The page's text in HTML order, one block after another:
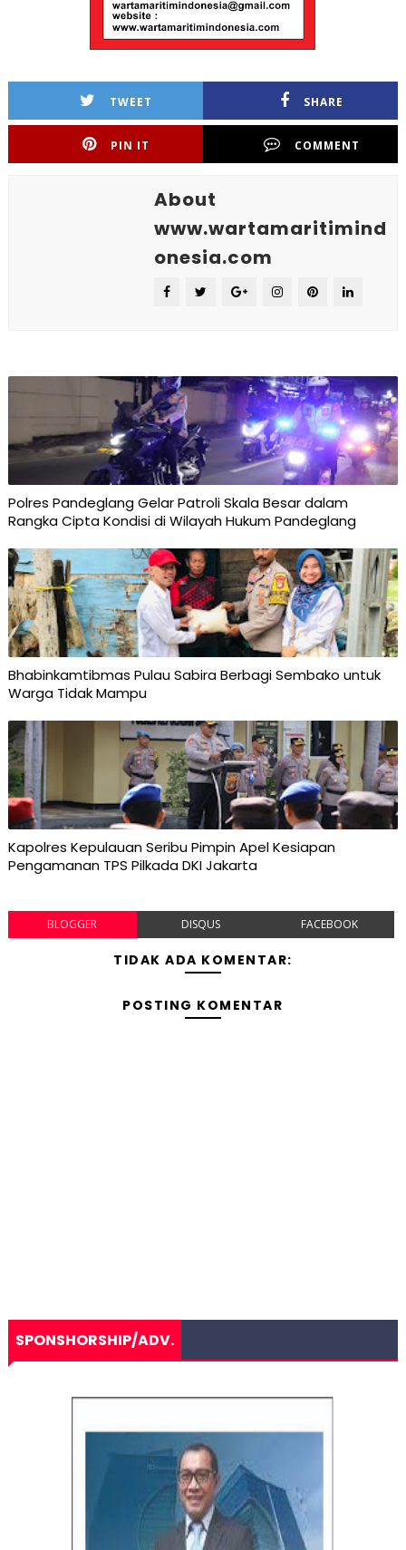
TWEET SHARE
PIN IT COMMENT
About
www.wartamaritimind
onesia.com
Polres Pandeglang Gelar Patroli Skala Besar dalam
Rangka Cipta Kondisi di Wilayah Hukum Pandeglang
Bhabinkamtibmas Pulau Sabira Berbagi Sembako untuk
Warga Tidak Mampu
Kapolres Kepulauan Seribu Pimpin Apel Kesiapan
Pengamanan TPS Pilkada DKI Jakarta
BLOGGER DISQUS FACEBOOK
TIDAK ADA KOMENTAR:
POSTING KOMENTAR
SPONSHORSHIP/ADV.